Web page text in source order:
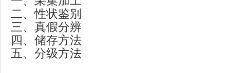
二、性状鉴别
三、真假分辨
四、储存方法
五、分级方法